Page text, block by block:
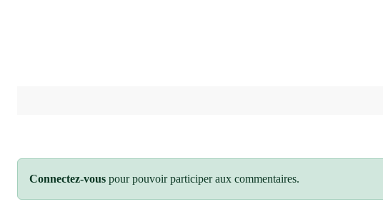
Connectez-vous pour pouvoir participer aux commentaires.